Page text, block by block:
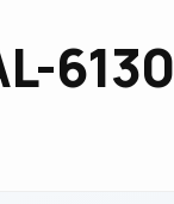
6130